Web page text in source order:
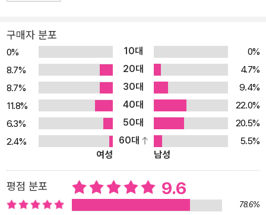
화를 그리고 개인의 행복을 대변하기도 했다. 모더니즘에 의한 미의
비판과 해체는 미의 가치를 손상시켰다. 그러나 극단적인 아방가르드
가 더 이상 아름답지 않은 예술을 인정하고 지지했을 때에도 그 노력
뒤에는 미에 대한 동경이 내재되어 있었다. 아름다움의 프로필 고대
에는 미가 독립적인 것이 아닌, 도덕적으로 뛰어난 것, 즉 선이나 진리
와 연관이 있다고 생각했다. 또한 플라톤은 『티마이오스』에서 우주는
조화로운 비례에 따라 창조되었으며, 같은 방식으로 인간을 구성하는
영혼과 세계의 관계도 같은 비율로 결정된다고 보았다. 이러한 미의
비례이론, 즉 거대이론에 대해 플로티노스는 미의 결정적 근거가 대
칭이나 정확한 비례에 있지 않고, 어떤 대상에서 빛나는 광채와 광휘
그리고 그 대상의 현상과 형식에 있다고 보았다. 중세에는 ‘비례와
구매자 분포
0% 10대
0%
8.7%
20대
4.7%
8.7%
30대
9.4%
11.8%
40대
22.0%
6.3%
50대
20.5%
2.4%
60대
5.5%
여성
남성
평점 분포 9.6
78.6%